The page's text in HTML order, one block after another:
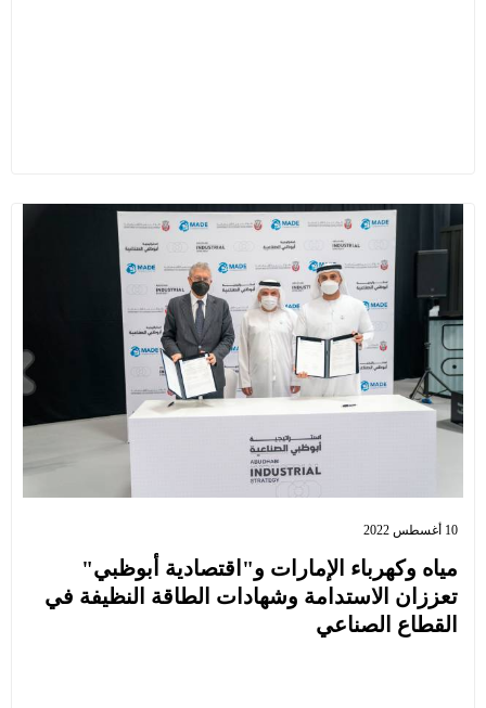
10 أغسطس 2022
مياه وكهرباء الإمارات و"اقتصادية أبوظبي"
تعززان الاستدامة وشهادات الطاقة النظيفة في
القطاع الصناعي